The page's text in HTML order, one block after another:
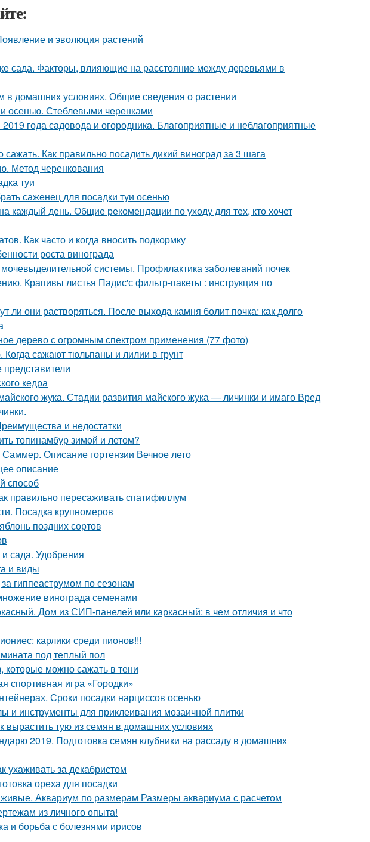
и эволюция растений
сада. Факторы, влияющие на расстояние между деревьями в
в домашних условиях. Общие сведения о растении
осенью. Стеблевыми черенками
года садовода и огородника. Благоприятные и неблагоприятные
Как правильно посадить дикий виноград за 3 шага
Метод черенкования
туи
саженец для посадки туи осенью
каждый день. Общие рекомендации по уходу для тех, кто хочет
Как часто и когда вносить подкормку
роста винограда
системы. Профилактика заболеваний почек
Крапивы листья Падис'с фильтр-пакеты : инструкция по
ли они растворяться. После выхода камня болит почка: как долго
дерево с огромным спектром применения (77 фото)
сажают тюльпаны и лилии в грунт
кедра
жука. Стадии развития майского жука — личинки и имаго Вред
и недостатки
топинамбур зимой и летом?
Описание гортензии Вечное лето
описание
способ
правильно пересаживать спатифиллум
Посадка крупномеров
поздних сортов
сада. Удобрения
и виды
гиппеаструмом по сезонам
винограда семенами
Дом из СИП-панелей или каркасный: в чем отличия и что
карлики среди пионов!!!
под теплый пол
которые можно сажать в тени
спортивная игра «Городки»
Сроки посадки нарциссов осенью
и инструменты для приклеивания мозаичной плитки
вырастить тую из семян в домашних условиях
2019. Подготовка семян клубники на рассаду в домашних
ухаживать за декабристом
ореха для посадки
Аквариум по размерам Размеры аквариума с расчетом
из личного опыта!
и борьба с болезнями ирисов